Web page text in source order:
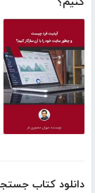
دانلود کتاب